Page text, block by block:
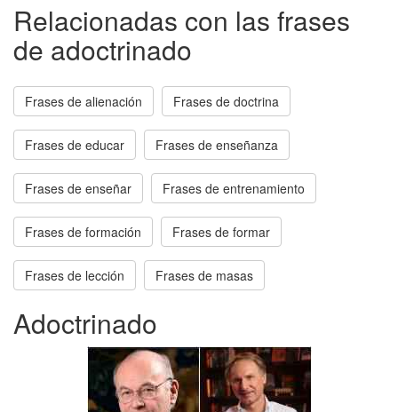
Relacionadas con las frases
de adoctrinado
Frases de alienación Frases de doctrina
Frases de educar Frases de enseñanza
Frases de enseñar Frases de entrenamiento
Frases de formación Frases de formar
Frases de lección Frases de masas
Adoctrinado